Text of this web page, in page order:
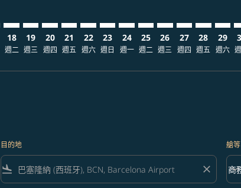
18
週二
19
週三
20
週四
21
週五
22
週六
23
週日
24
週一
25
週二
26
週三
27
週四
28
週五
29
週六
目的地
flight_land close
艙等
艙
商
keyboard_arrow_down